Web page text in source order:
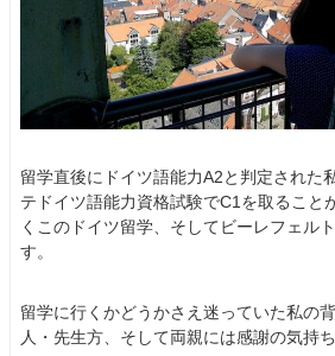
留学直後にドイツ語能力A2と判定された
テドイツ語能力資格試験でC1を取ること
くこのドイツ留学、そしてビーレフェル
す。
留学に行くかどうかさえ迷っていた私の
人・先生方、そして両親には感謝の気持